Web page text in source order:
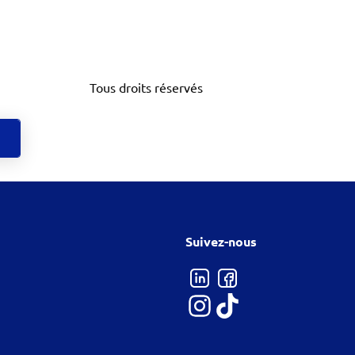
Tous droits réservés
Suivez-nous